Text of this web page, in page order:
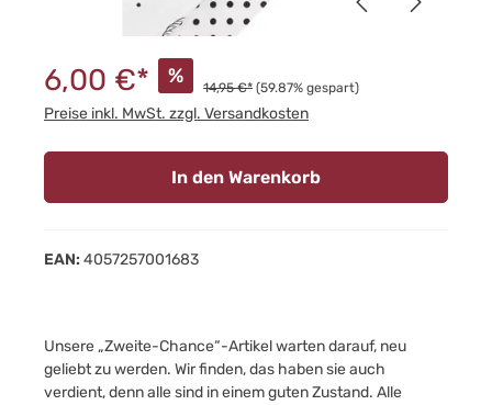
6,00 €* % 14,95 €* (59.87% gespart)
Preise inkl. MwSt. zzgl. Versandkosten
In den Warenkorb
EAN: 4057257001683
Unsere „Zweite-Chance“-Artikel warten darauf, neu
geliebt zu werden. Wir finden, das haben sie auch
verdient, denn alle sind in einem guten Zustand. Alle